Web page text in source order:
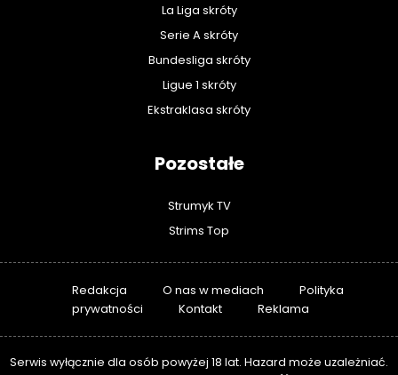
La Liga skróty
Serie A skróty
Bundesliga skróty
Ligue 1 skróty
Ekstraklasa skróty
Pozostałe
Strumyk TV
Strims Top
Redakcja O nas w mediach
Polityka
prywatności
Kontakt Reklama
Serwis wyłącznie dla osób powyżej 18 lat. Hazard może uzależniać.